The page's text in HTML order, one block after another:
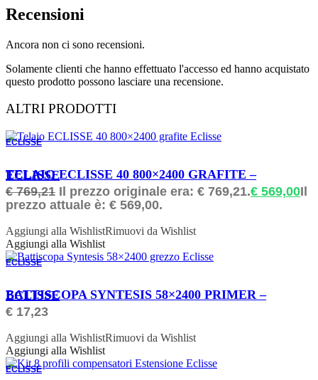
Recensioni
Ancora non ci sono recensioni.
Solamente clienti che hanno effettuato l'accesso ed hanno acquistato
questo prodotto possono lasciare una recensione.
ALTRI PRODOTTI
ECLISSE
ORDINABILE
TELAIO ECLISSE 40 800×2400 GRAFITE – ECLISSE
€769,21 Il prezzo originale era: € 769,21.€ 569,00Il
prezzo attuale è: € 569,00.
Aggiungi alla WishlistRimuovi da Wishlist
Aggiungi alla Wishlist
ECLISSE
ORDINABILE
BATTISCOPA SYNTESIS 58×2400 PRIMER – ECLISSE
€ 17,23
Aggiungi alla WishlistRimuovi da Wishlist
Aggiungi alla Wishlist
ECLISSE